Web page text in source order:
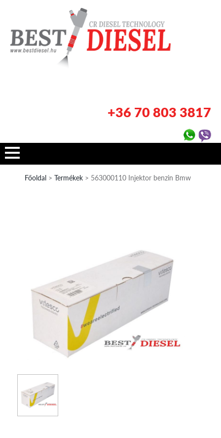
+36 70 803 3817
Főoldal > Termékek > 563000110 Injektor benzin Bmw